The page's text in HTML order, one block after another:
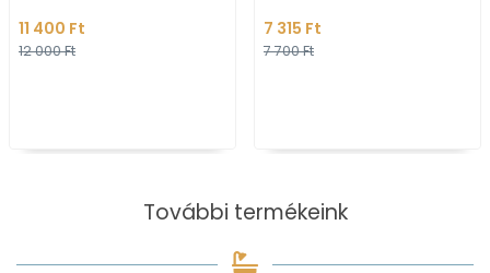
11 400 Ft
12 000 Ft
7 315 Ft
7 700 Ft
További termékeink